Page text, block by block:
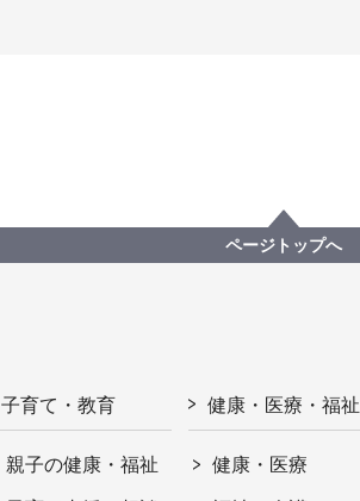
ページトップへ
子育て・教育
親子の健康・福祉
健康・医療・福祉
健康・医療